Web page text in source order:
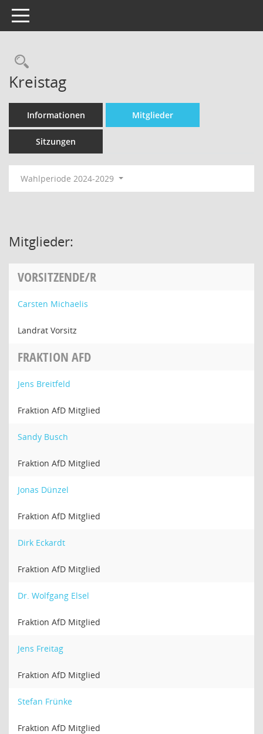
Toggle navigation
Kreistag
Informationen Mitglieder
Sitzungen
Wahlperiode 2024-2029
Mitglieder:
VORSITZENDE/R
Carsten Michaelis
Landrat Vorsitz
FRAKTION AFD
Jens Breitfeld
Fraktion AfD Mitglied
Sandy Busch
Fraktion AfD Mitglied
Jonas Dünzel
Fraktion AfD Mitglied
Dirk Eckardt
Fraktion AfD Mitglied
Dr. Wolfgang Elsel
Fraktion AfD Mitglied
Jens Freitag
Fraktion AfD Mitglied
Stefan Frünke
Fraktion AfD Mitglied